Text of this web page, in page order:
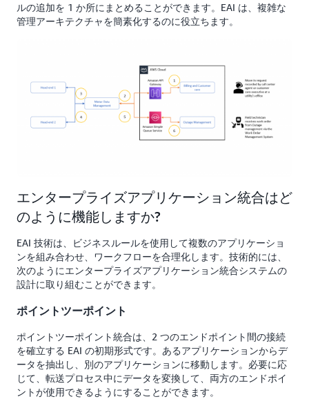
ルの追加を 1 か所にまとめることができます。EAI は、複雑な
管理アーキテクチャを簡素化するのに役立ちます。
エンタープライズアプリケーション統合はど
のように機能しますか?
EAI 技術は、ビジネスルールを使用して複数のアプリケーショ
ンを組み合わせ、ワークフローを合理化します。技術的には、
次のようにエンタープライズアプリケーション統合システムの
設計に取り組むことができます。
ポイントツーポイント
ポイントツーポイント統合は、2 つのエンドポイント間の接続
を確立する EAI の初期形式です。あるアプリケーションからデ
ータを抽出し、別のアプリケーションに移動します。必要に応
じて、転送プロセス中にデータを変換して、両方のエンドポイ
ントが使用できるようにすることができます。